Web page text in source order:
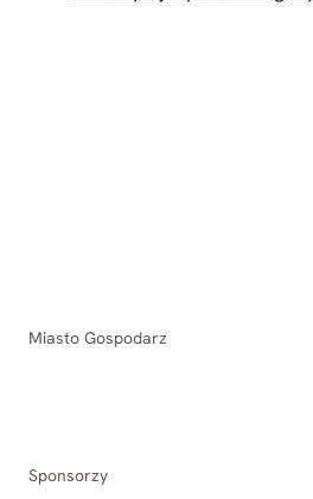
Miasto Gospodarz
Sponsorzy